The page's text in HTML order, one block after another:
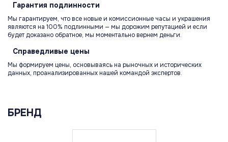
Гарантия подлинности
Мы гарантируем, что все новые и комиссионные часы и украшения
являются на 100% подлинными — мы дорожим репутацией и если
будет доказано обратное, мы моментально вернем деньги.
Справедливые цены
Мы формируем цены, основываясь на рыночных и исторических
данных, проанализированных нашей командой экспертов.
БРЕНД